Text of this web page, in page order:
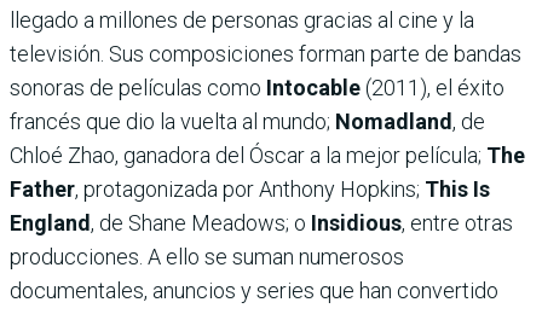
llegado a millones de personas gracias al cine y la
televisión. Sus composiciones forman parte de bandas
sonoras de películas como Intocable(2011), el éxito
francés que dio la vuelta al mundo; Nomadland, de
Chloé Zhao, ganadora del Óscar a la mejor película; The
Father, protagonizada por Anthony Hopkins; This Is
England, de Shane Meadows; o Insidious, entre otras
producciones. A ello se suman numerosos
documentales, anuncios y series que han convertido